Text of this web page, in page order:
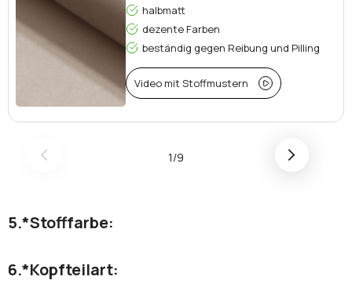
halbmatt
dezente Farben
beständig gegen Reibung und Pilling
Video mit Stoffmustern
1/9
*Stofffarbe:
*Kopfteilart: